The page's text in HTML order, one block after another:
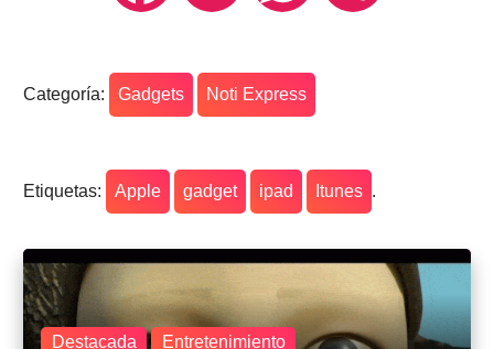
Categoría: Gadgets Noti Express
Etiquetas: Apple gadget ipad Itunes .
Destacada Entretenimiento